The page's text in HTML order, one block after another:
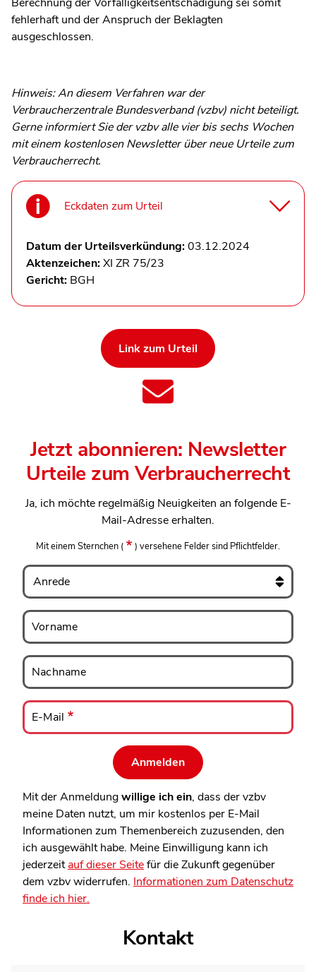
fehlerhaft und der Anspruch der Beklagten
ausgeschlossen.
Hinweis: An diesem Verfahren war der
Verbraucherzentrale Bundesverband (vzbv) nicht beteiligt.
Gerne informiert Sie der vzbv alle vier bis sechs Wochen
mit einem kostenlosen Newsletter über neue Urteile zum
Verbraucherrecht.
Eckdaten zum Urteil
Datum der Urteilsverkündung:03.12.2024
Aktenzeichen:XI ZR 75/23
Gericht: BGH
Link zum Urteil
Jetzt abonnieren: Newsletter
Urteile zum Verbraucherrecht
Ja, ich möchte regelmäßig Neuigkeiten an folgende E-
Mail-Adresse erhalten.
Mit einem Sternchen ( ) versehene Felder sind Pflichtfelder.
Anrede
Vorname
Vorname
Nachname
Nachname
E-
Mail
E-Mail
Mit der Anmeldungwillige ich ein, dass der vzbv
meine Daten nutzt, um mir kostenlos per E-Mail
Informationen zum Themenbereich zuzusenden, den
ich ausgewählt habe. Meine Einwilligung kann ich
jederzeitauf dieser Seitefür die Zukunft gegenüber
dem vzbv widerrufen. Informationen zum Datenschutz
finde ich hier.
Kontakt